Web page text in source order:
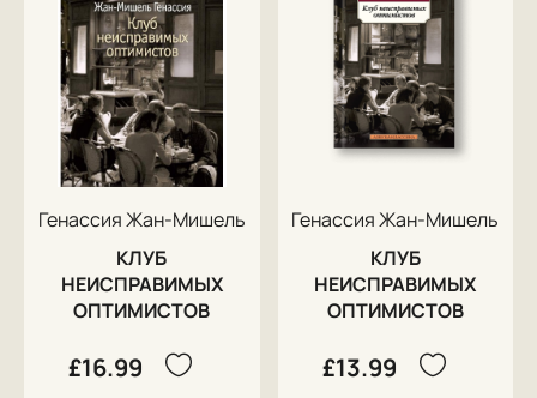
Генассия Жан-Мишель
КЛУБ
НЕИСПРАВИМЫХ
ОПТИМИСТОВ
£16.99
Генассия Жан-Мишель
КЛУБ
НЕИСПРАВИМЫХ
ОПТИМИСТОВ
£13.99